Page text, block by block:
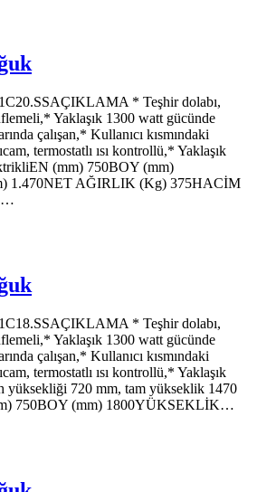
* Teşhir dolabı,
Yaklaşık 1300 watt gücünde
çalışan,* Kullanıcı kısmındaki
termostatlı ısı kontrollü,* Yaklaşık
(mm) 750BOY (mm)
1.470NET AĞIRLIK (Kg) 375HACİM
* Teşhir dolabı,
Yaklaşık 1300 watt gücünde
çalışan,* Kullanıcı kısmındaki
termostatlı ısı kontrollü,* Yaklaşık
yüksekliği 720 mm, tam yükseklik 1470
750BOY (mm) 1800YÜKSEKLİK…